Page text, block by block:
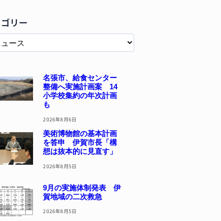
リー
名張市、給食センター
整備へ実施計画案 14
小学校集約の年次計画
も
2026年8月6日
美術博物館の基本計画
を答申 伊賀市長「構
想は抜本的に見直す」
2026年8月5日
9月の実施体制発表 伊
賀地域の二次救急
2026年8月5日